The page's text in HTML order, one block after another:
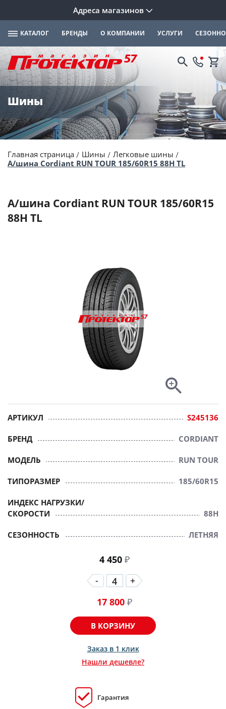
Адреса магазинов
КАТАЛОГ БРЕНДЫ О КОМПАНИИ УСЛУГИ
Шины
Главная страница Шины
Легковые шины
А/шина Cordiant RUN TOUR 185/60R15 88H TL
А/шина Cordiant RUN TOUR 185/60R15
88H TL
АРТИКУЛ S245136
БРЕНД CORDIANT
МОДЕЛЬ RUN TOUR
ТИПОРАЗМЕР 185/60R15
ИНДЕКС НАГРУЗКИ/
СКОРОСТИ
88H
СЕЗОННОСТЬ ЛЕТНЯЯ
4 450₽
-
+
17 800 ₽
В КОРЗИНУ
Заказ в 1 клик
Нашли дешевле?
Гарантия